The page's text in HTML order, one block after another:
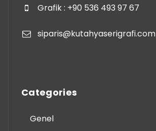
Grafik : +90 536 493 97 67
siparis@kutahyaserigrafi.com
Categories
Genel